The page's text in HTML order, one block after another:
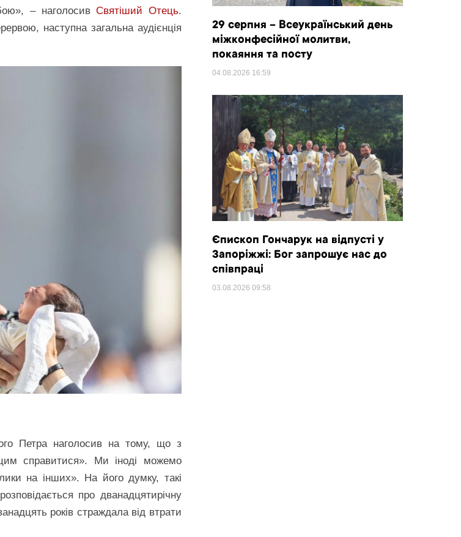
– наголосивСвятіший Отець.
наступна загальна аудієнція
Петра наголосив на тому, що з
справитися». Ми іноді можемо
на інших». На його думку, такі
про дванадцятирічну
років страждала від втрати
29 серпня – Всеукраїнський день
міжконфесійної молитви,
покаяння та посту
04.08.2026 16:59
Єпископ Гончарук на відпусті у
Запоріжжі: Бог запрошує нас до
співпраці
03.08.2026 09:58